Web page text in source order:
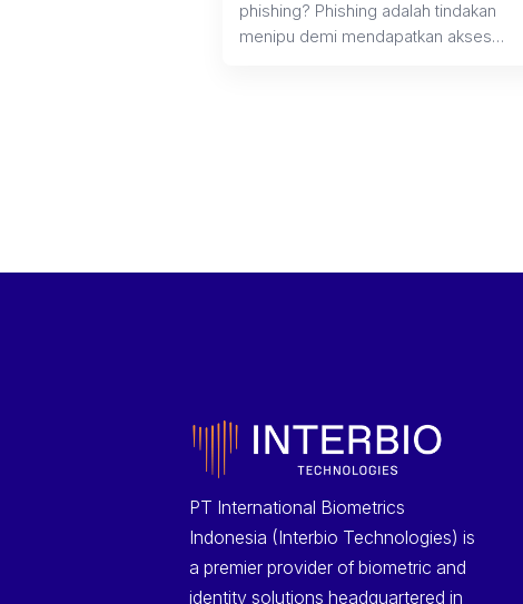
phishing? Phishing adalah tindakan
menipu demi mendapatkan akses
PT International Biometrics
Indonesia (Interbio Technologies) is
a premier provider of biometric and
identity solutions headquartered in